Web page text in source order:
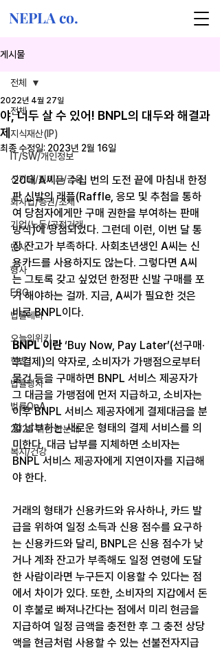
NEPLA co.
게시물
전체
지식재산(IP)
IT/SW/개인정보
신기술/핀테크/금융
회사법/증권/조세
기업/노동/공정거래
민사
형사
ESG
법률레터
오늘의위키
헌법
법률행사
법률QnA
2025 대선 한눈에
복지/건강
전체
야, 너두 살 수 있어! BNPL의 대두와 해결과
제
2022년 4월 27일
최종 수정일: 2023년 2월 16일
20대 A씨는 수십 번의 도전 끝에 마침내 한정
판 신발의 래플(Raffle, 응모 및 추첨을 통하
여 당첨자에게만 구매 권한을 부여하는 판매
방식)에 당첨되었다. 그런데 이런, 이번 달 통
장 잔고가 부족하다. 사회초년생인 A씨는 신
용카드를 사용하지도 않는다. 그렇다면 A씨
는 그토록 갖고 싶었던 한정판 신발 구매를 포
기 해야하는 걸까. 지금, A씨가 필요한 것은
바로 BNPL이다.
BNPL 이란 ‘Buy Now, Pay Later’(선구매·
후결제)의 약자로, 소비자가 가맹점으로부터
물건 등을 구매하면 BNPL 서비스 제공자가
그 대금을 가맹점에 먼저 지급하고, 소비자는
이후 BNPL 서비스 제공자에게 결제대금을 분
할 납부하는 새로운 형태의 결제 서비스를 의
미한다. 대금 납부를 지체하면 소비자는
BNPL 서비스 제공자에게 지연이자를 지급해
야 한다.
거래의 형태가 신용카드와 유사하나, 카드 발
급을 위하여 일정 소득과 신용 점수를 요구하
는 신용카드와 달리, BNPL은 신용 점수가 낮
거나 계좌 잔고가 부족해도 일정 연령에 도달
한 사람이라면 누구든지 이용할 수 있다는 점
에서 차이가 있다. 또한, 소비자의 지갑에서 돈
이 후불로 빠져나간다는 점에서 미리 현금을
지급하여 일정 금액을 충전한 후 그 충전 상당
액을 현금처럼 사용할 수 있는 선불전자지급